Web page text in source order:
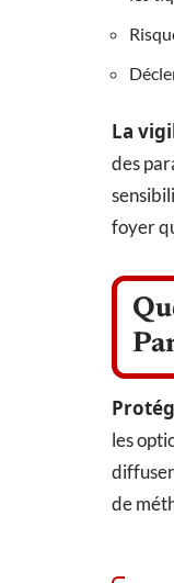
La
des
foyer
les
de